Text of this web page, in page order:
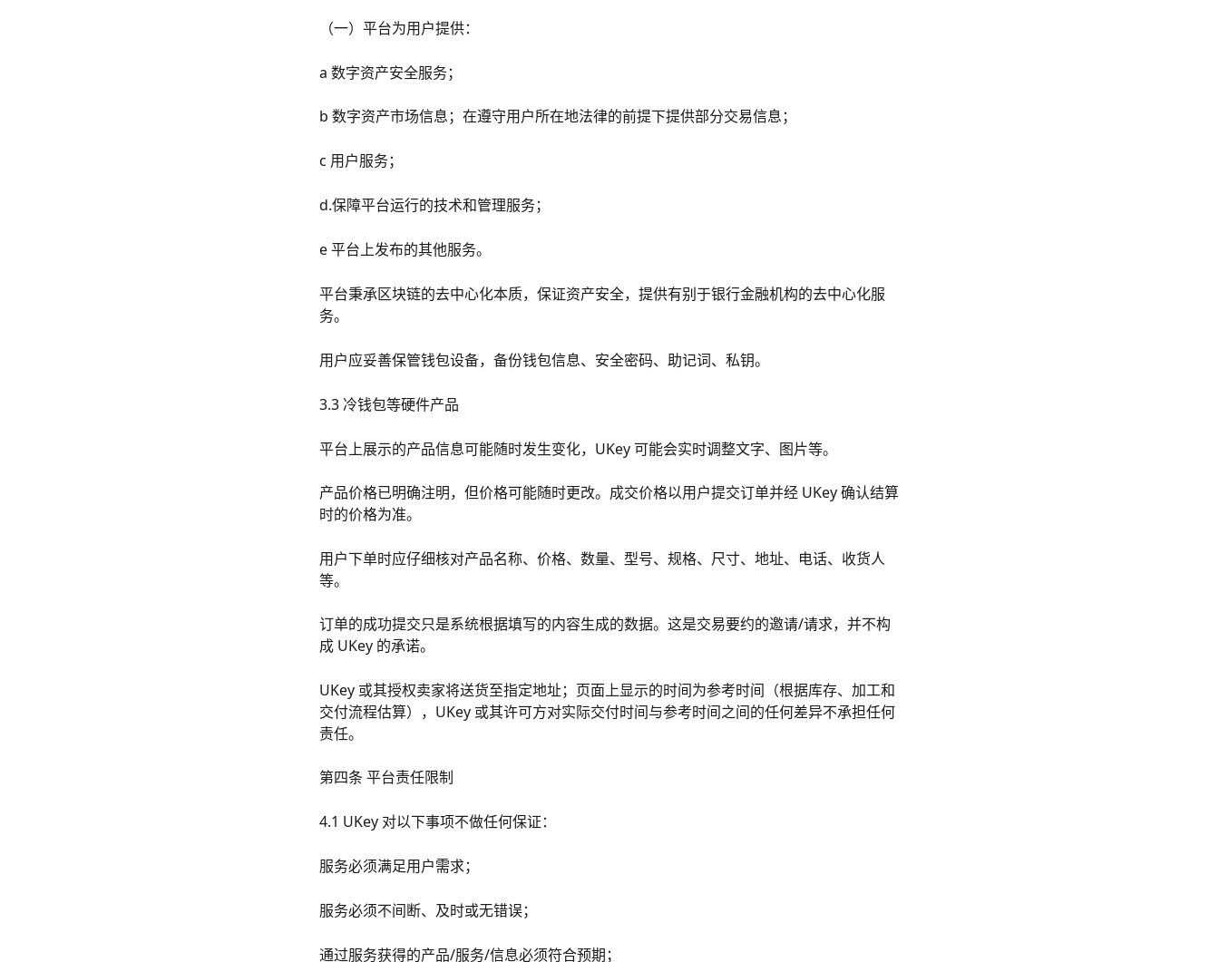
（一）平台为用户提供：
a 数字资产安全服务；
b 数字资产市场信息；在遵守用户所在地法律的前提下提供部分交易信息；
c 用户服务；
d.保障平台运行的技术和管理服务；
e 平台上发布的其他服务。
平台秉承区块链的去中心化本质，保证资产安全，提供有别于银行金融机构的去中心化服
务。
用户应妥善保管钱包设备，备份钱包信息、安全密码、助记词、私钥。
3.3 冷钱包等硬件产品
平台上展示的产品信息可能随时发生变化，UKey 可能会实时调整文字、图片等。
产品价格已明确注明，但价格可能随时更改。成交价格以用户提交订单并经 UKey 确认结算
时的价格为准。
用户下单时应仔细核对产品名称、价格、数量、型号、规格、尺寸、地址、电话、收货人
等。
订单的成功提交只是系统根据填写的内容生成的数据。这是交易要约的邀请/请求，并不构
成 UKey 的承诺。
UKey 或其授权卖家将送货至指定地址；页面上显示的时间为参考时间（根据库存、加工和
交付流程估算），UKey 或其许可方对实际交付时间与参考时间之间的任何差异不承担任何
责任。
第四条 平台责任限制
4.1 UKey 对以下事项不做任何保证：
服务必须满足用户需求；
服务必须不间断、及时或无错误；
通过服务获得的产品/服务/信息必须符合预期；